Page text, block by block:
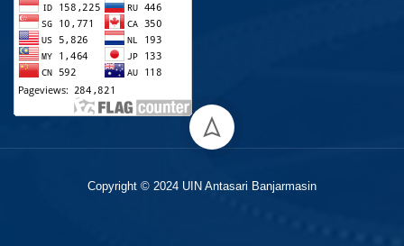
Copyright © 2024 UIN Antasari Banjarmasin